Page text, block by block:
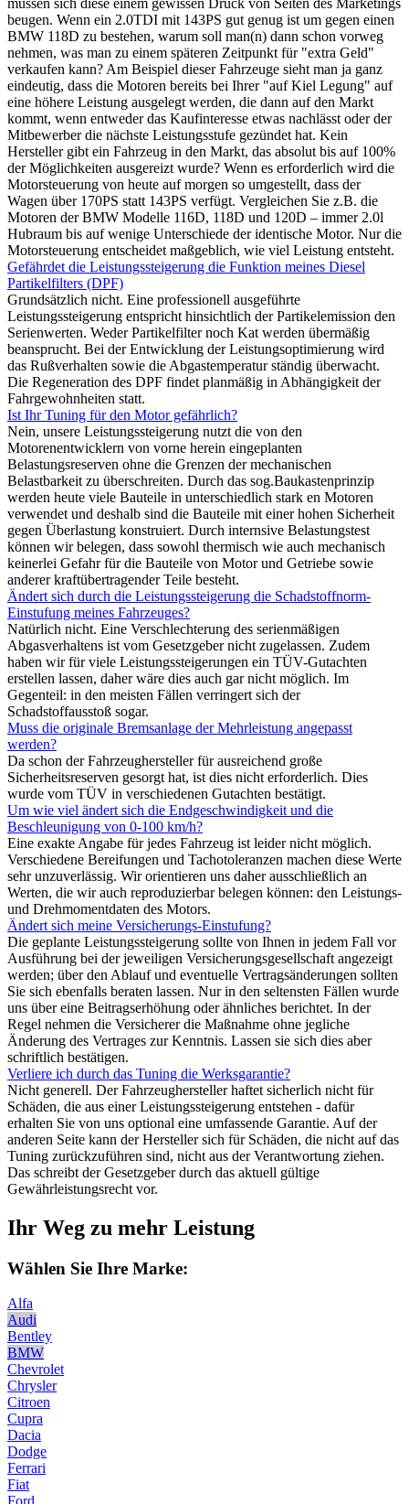
beugen. Wenn ein 2.0TDI mit 143PS gut genug ist um gegen einen
BMW 118D zu bestehen, warum soll man(n) dann schon vorweg
nehmen, was man zu einem späteren Zeitpunkt für "extra Geld"
verkaufen kann? Am Beispiel dieser Fahrzeuge sieht man ja ganz
eindeutig, dass die Motoren bereits bei Ihrer "auf Kiel Legung" auf
eine höhere Leistung ausgelegt werden, die dann auf den Markt
kommt, wenn entweder das Kaufinteresse etwas nachlässt oder der
Mitbewerber die nächste Leistungsstufe gezündet hat. Kein
Hersteller gibt ein Fahrzeug in den Markt, das absolut bis auf 100%
der Möglichkeiten ausgereizt wurde? Wenn es erforderlich wird die
Motorsteuerung von heute auf morgen so umgestellt, dass der
Wagen über 170PS statt 143PS verfügt. Vergleichen Sie z.B. die
Motoren der BMW Modelle 116D, 118D und 120D – immer 2.0l
Hubraum bis auf wenige Unterschiede der identische Motor. Nur die
Motorsteuerung entscheidet maßgeblich, wie viel Leistung entsteht.
Gefährdet die Leistungssteigerung die Funktion meines Diesel
Partikelfilters (DPF)
Grundsätzlich nicht. Eine professionell ausgeführte
Leistungssteigerung entspricht hinsichtlich der Partikelemission den
Serienwerten. Weder Partikelfilter noch Kat werden übermäßig
beansprucht. Bei der Entwicklung der Leistungsoptimierung wird
das Rußverhalten sowie die Abgastemperatur ständig überwacht.
Die Regeneration des DPF findet planmäßig in Abhängigkeit der
Fahrgewohnheiten statt.
Ist Ihr Tuning für den Motor gefährlich?
Nein, unsere Leistungssteigerung nutzt die von den
Motorenentwicklern von vorne herein eingeplanten
Belastungsreserven ohne die Grenzen der mechanischen
Belastbarkeit zu überschreiten. Durch das sog.Baukastenprinzip
werden heute viele Bauteile in unterschiedlich stark en Motoren
verwendet und deshalb sind die Bauteile mit einer hohen Sicherheit
gegen Überlastung konstruiert. Durch internsive Belastungstest
können wir belegen, dass sowohl thermisch wie auch mechanisch
keinerlei Gefahr für die Bauteile von Motor und Getriebe sowie
anderer kraftübertragender Teile besteht.
Ändert sich durch die Leistungssteigerung die Schadstoffnorm-
Einstufung meines Fahrzeuges?
Natürlich nicht. Eine Verschlechterung des serienmäßigen
Abgasverhaltens ist vom Gesetzgeber nicht zugelassen. Zudem
haben wir für viele Leistungssteigerungen ein TÜV-Gutachten
erstellen lassen, daher wäre dies auch gar nicht möglich. Im
Gegenteil: in den meisten Fällen verringert sich der
Schadstoffausstoß sogar.
Muss die originale Bremsanlage der Mehrleistung angepasst
werden?
Da schon der Fahrzeughersteller für ausreichend große
Sicherheitsreserven gesorgt hat, ist dies nicht erforderlich. Dies
wurde vom TÜV in verschiedenen Gutachten bestätigt.
Um wie viel ändert sich die Endgeschwindigkeit und die
Beschleunigung von 0-100 km/h?
Eine exakte Angabe für jedes Fahrzeug ist leider nicht möglich.
Verschiedene Bereifungen und Tachotoleranzen machen diese Werte
sehr unzuverlässig. Wir orientieren uns daher ausschließlich an
Werten, die wir auch reproduzierbar belegen können: den Leistungs-
und Drehmomentdaten des Motors.
Ändert sich meine Versicherungs-Einstufung?
Die geplante Leistungssteigerung sollte von Ihnen in jedem Fall vor
Ausführung bei der jeweiligen Versicherungsgesellschaft angezeigt
werden; über den Ablauf und eventuelle Vertragsänderungen sollten
Sie sich ebenfalls beraten lassen. Nur in den seltensten Fällen wurde
uns über eine Beitragserhöhung oder ähnliches berichtet. In der
Regel nehmen die Versicherer die Maßnahme ohne jegliche
Änderung des Vertrages zur Kenntnis. Lassen sie sich dies aber
schriftlich bestätigen.
Verliere ich durch das Tuning die Werksgarantie?
Nicht generell. Der Fahrzeughersteller haftet sicherlich nicht für
Schäden, die aus einer Leistungssteigerung entstehen - dafür
erhalten Sie von uns optional eine umfassende Garantie. Auf der
anderen Seite kann der Hersteller sich für Schäden, die nicht auf das
Tuning zurückzuführen sind, nicht aus der Verantwortung ziehen.
Das schreibt der Gesetzgeber durch das aktuell gültige
Gewährleistungsrecht vor.
Ihr Weg zu mehr Leistung
Wählen Sie Ihre Marke:
Alfa
Audi
Bentley
BMW
Chevrolet
Chrysler
Citroen
Cupra
Dacia
Dodge
Ferrari
Fiat